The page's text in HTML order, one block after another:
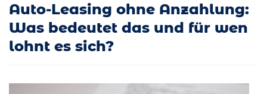
Auto-Leasing ohne Anzahlung:
Was bedeutet das und für wen
lohnt es sich?